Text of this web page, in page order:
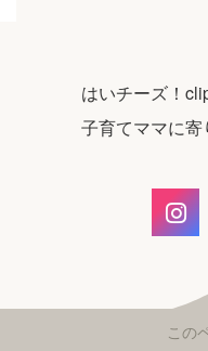
はいチーズ！
子育てママに
この